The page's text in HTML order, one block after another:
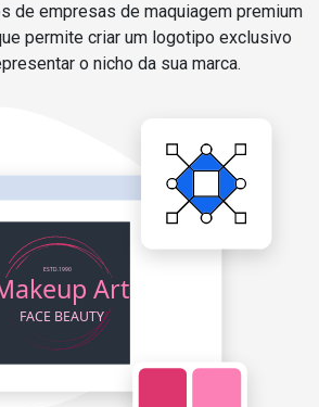
de empresas de maquiagem premium
permite criar um logotipo exclusivo
o nicho da sua marca.